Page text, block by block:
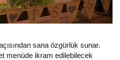
sana özgürlük sunar.
menüde ikram edilebilecek